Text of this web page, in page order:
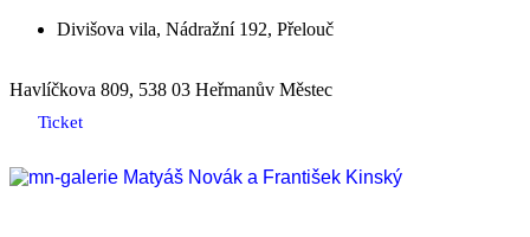
Divišova vila, Nádražní 192, Přelouč
Havlíčkova 809, 538 03 Heřmanův Městec
Ticket